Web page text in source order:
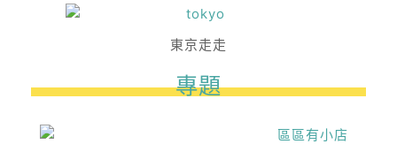
東京走走
專題